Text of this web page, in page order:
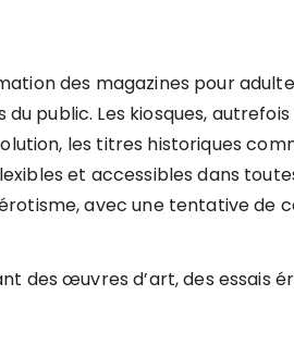
des magazines pour
public. Les kiosques,
les titres historiques
et accessibles dans
avec une tentative de
des œuvres d’art, des